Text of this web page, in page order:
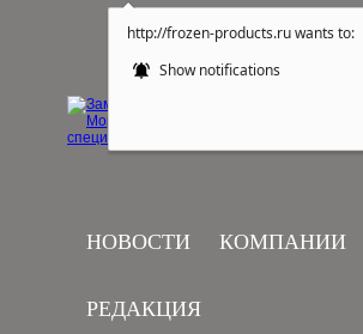
http://frozen-products.ru wants to:
Show notifications
НОВОСТИ КОМПАНИИ
РЕДАКЦИЯ